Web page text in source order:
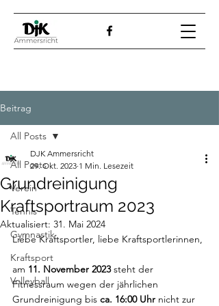
Beitrag
All Posts
Verein
Tennis
Gymnastik
Kraftsport
Volleyball
All Posts
Grundreinigung
Kraftsportraum 2023
DJK Ammersricht
29. Okt. 2023 1 Min. Lesezeit
Aktualisiert: 31. Mai 2024
Liebe Kraftsportler, liebe Kraftsportlerinnen,
am 11. November 2023 steht der
Fitnessraum wegen der jährlichen
Grundreinigung bis ca. 16:00 Uhr nicht zur